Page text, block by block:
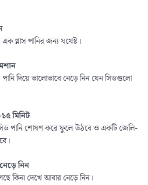
গ্লাস পানির জন্য যথেষ্ট।
পানি দিয়ে ভালোভাবে নেড়ে নিন যেন সিডগুলো
মিনিট
পানি শোষণ করে ফুলে উঠবে ও একটি জেলি-
নিন
কিনা দেখে আবার নেড়ে নিন।